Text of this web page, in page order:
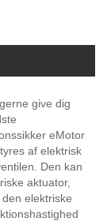
give dig
eMotor
af elektrisk
Den kan
aktuator,
elektriske